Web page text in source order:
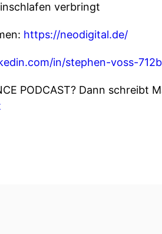
verbringt
https://neodigital.de/
in/stephen-voss-
PODCAST? Dann schreibt